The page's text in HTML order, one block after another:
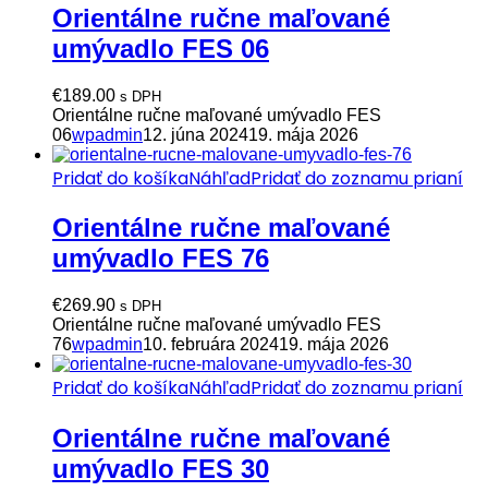
Orientálne ručne maľované
umývadlo FES 06
€189.00 s DPH
Orientálne ručne maľované umývadlo FES
06wpadmin12. júna 202419. mája 2026
Pridať do košíkaNáhľadPridať do zoznamu prianí
Orientálne ručne maľované
umývadlo FES 76
€269.90 s DPH
Orientálne ručne maľované umývadlo FES
76wpadmin10. februára 202419. mája 2026
Pridať do košíkaNáhľadPridať do zoznamu prianí
Orientálne ručne maľované
umývadlo FES 30